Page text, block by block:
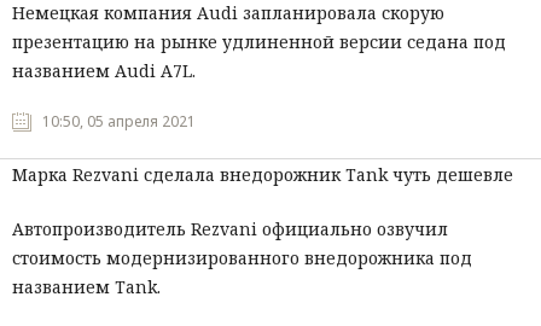
Немецкая компания Audi запланировала скорую
презентацию на рынке удлиненной версии седана под
названием Audi A7L.
10:50, 05 апреля 2021
Марка Rezvani сделала внедорожник Tank чуть дешевле
Автопроизводитель Rezvani официально озвучил
стоимость модернизированного внедорожника под
названием Tank.